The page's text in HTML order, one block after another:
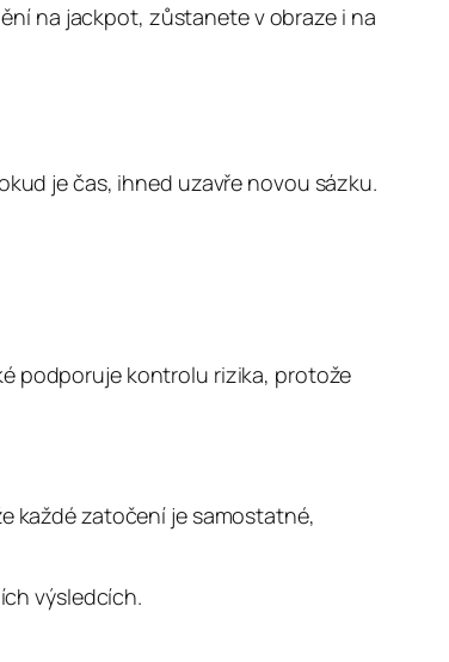
na jackpot, zůstanete v obraze i na
je čas, ihned uzavře novou sázku.
podporuje kontrolu rizika, protože
každé zatočení je samostatné,
výsledcích.